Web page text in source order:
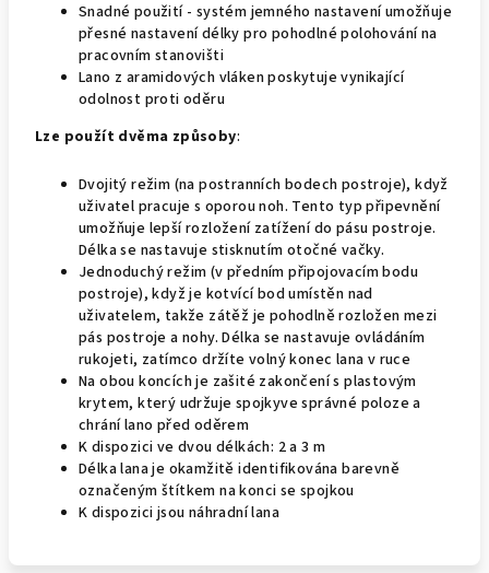
Snadné použití - systém jemného nastavení umožňuje
přesné nastavení délky pro pohodlné polohování na
pracovním stanovišti
Lano z aramidových vláken poskytuje vynikající
odolnost proti oděru
Lze použít dvěma způsoby:
Dvojitý režim (na postranních bodech postroje), když
uživatel pracuje s oporou noh. Tento typ připevnění
umožňuje lepší rozložení zatížení do pásu postroje.
Délka se nastavuje stisknutím otočné vačky.
Jednoduchý režim (v předním připojovacím bodu
postroje), když je kotvící bod umístěn nad
uživatelem, takže zátěž je pohodlně rozložen mezi
pás postroje a nohy. Délka se nastavuje ovládáním
rukojeti, zatímco držíte volný konec lana v ruce
Na obou koncích je zašité zakončení s plastovým
krytem, který udržuje spojkyve správné poloze a
chrání lano před oděrem
K dispozici ve dvou délkách: 2 a 3 m
Délka lana je okamžitě identifikována barevně
označeným štítkem na konci se spojkou
K dispozici jsou náhradní lana